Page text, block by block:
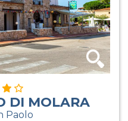
DI MOLARA
Paolo